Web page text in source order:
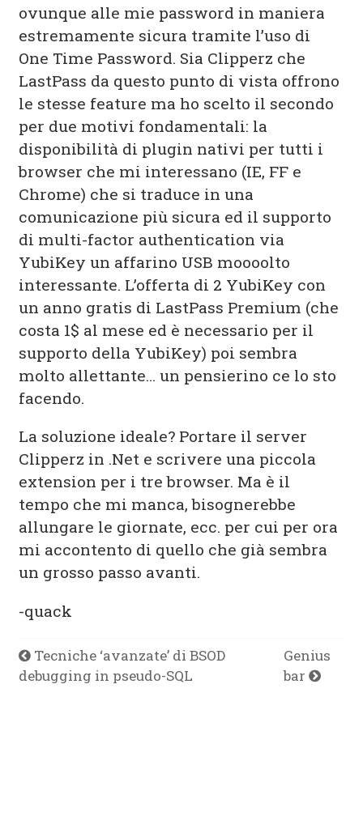
ovunque alle mie password in maniera
estremamente sicura tramite l’uso di
One Time Password. Sia Clipperz che
LastPass da questo punto di vista offrono
le stesse feature ma ho scelto il secondo
per due motivi fondamentali: la
disponibilità di plugin nativi per tutti i
browser che mi interessano (IE, FF e
Chrome) che si traduce in una
comunicazione più sicura ed il supporto
di multi-factor authentication via
YubiKey un affarino USB moooolto
interessante. L’offerta di 2 YubiKey con
un anno gratis di LastPass Premium (che
costa 1$ al mese ed è necessario per il
supporto della YubiKey) poi sembra
molto allettante… un pensierino ce lo sto
facendo.
La soluzione ideale? Portare il server
Clipperz in .Net e scrivere una piccola
extension per i tre browser. Ma è il
tempo che mi manca, bisognerebbe
allungare le giornate, ecc. per cui per ora
mi accontento di quello che già sembra
un grosso passo avanti.
-quack
Tecniche ‘avanzate’ di BSOD
debugging in pseudo-SQL
Genius
bar